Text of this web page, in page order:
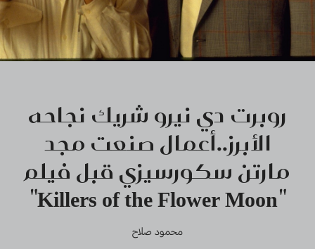
روبرت دي نيرو شريك نجاحه
الأبرز..أعمال صنعت مجد
مارتن سكورسيزي قبل فيلم
"Killers of the Flower Moon"
محمود صلاح